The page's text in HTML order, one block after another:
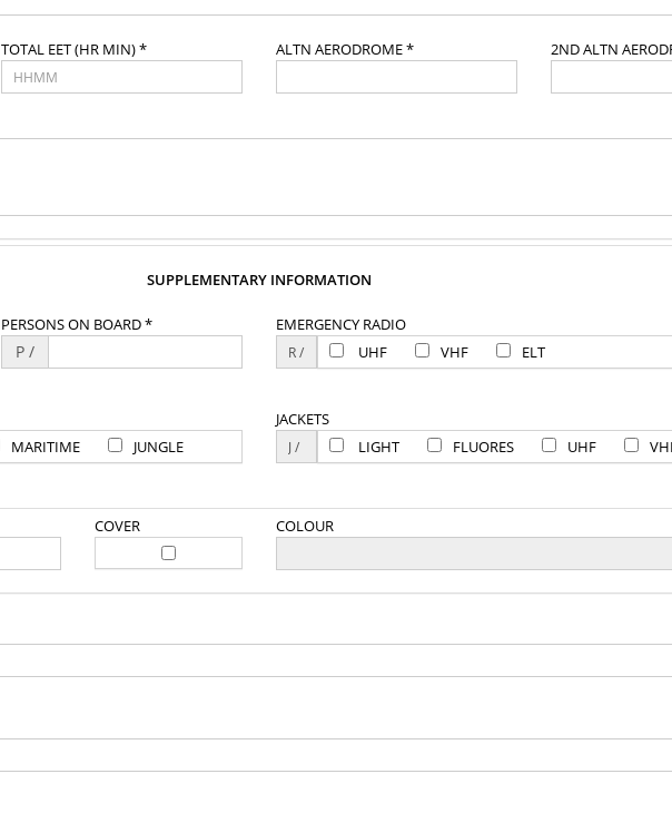
TOTAL EET (HR MIN) * ALTN AERODROME * 2ND ALTN
SUPPLEMENTARY INFORMATION
PERSONS ON BOARD *
P /
EMERGENCY RADIO
UHF
VHF ELT
MARITIME JUNGLE
JACKETS
LIGHT
FLUORES UHF
COVER COLOUR